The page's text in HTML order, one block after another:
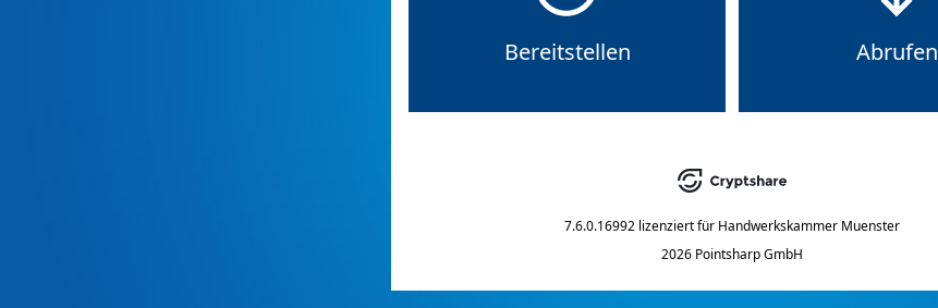
Bereitstellen Abrufen
7.6.0.16992 lizenziert für Handwerkskammer Muenster
2026 Pointsharp GmbH